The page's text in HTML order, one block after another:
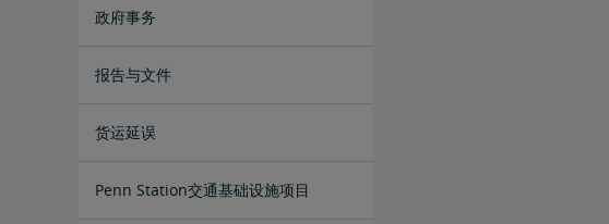
政府事务
国会证词
报告与文件
文件档案
货运延误
Penn Station交通基础设施项目